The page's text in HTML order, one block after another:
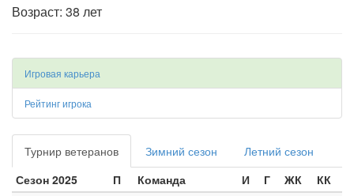
Возраст: 38 лет
Игровая карьера
Рейтинг игрока
Турнир ветеранов Зимний сезон
Летний сезон
Сезон 2025
П Команда И Г ЖК
КК